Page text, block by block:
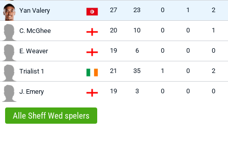
Yan Valery 27 23 0 1 2
C. McGhee 20 10 0 0 1
E. Weaver 19 6 0 0 0
Trialist 1 21 35 1 0 2
J. Emery 19 3 0 0 0
Alle Sheff Wed spelers